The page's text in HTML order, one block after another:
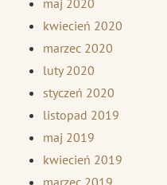
kwiecień 2020
marzec 2020
luty 2020
styczeń 2020
listopad 2019
maj 2019
kwiecień 2019
marzec 2019